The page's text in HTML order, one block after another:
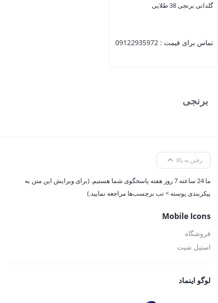
گلدانی برنجی 38 طلایی
تماس برای قیمت : 09122935972
برنجی
رفتن به بالا
ما 24 ساعته 7 روز هفته پاسخگوی شما هستیم. (برای ویرایش این متن به
پیکربندی پوسته > تب برچسب‌ها مراجعه نمایید.)
Mobile Icons
فروشگاه
استیل شیت
لوگو اینماد